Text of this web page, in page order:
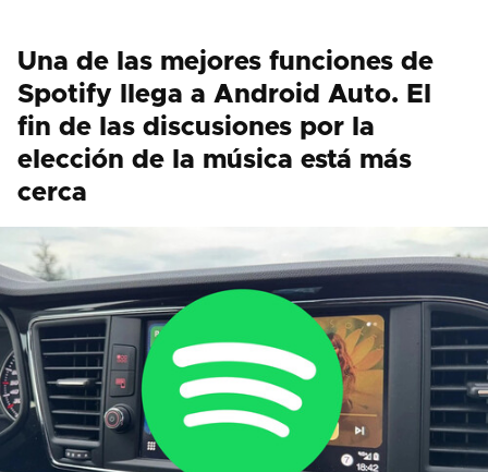
Una de las mejores funciones de
Spotify llega a Android Auto. El
fin de las discusiones por la
elección de la música está más
cerca